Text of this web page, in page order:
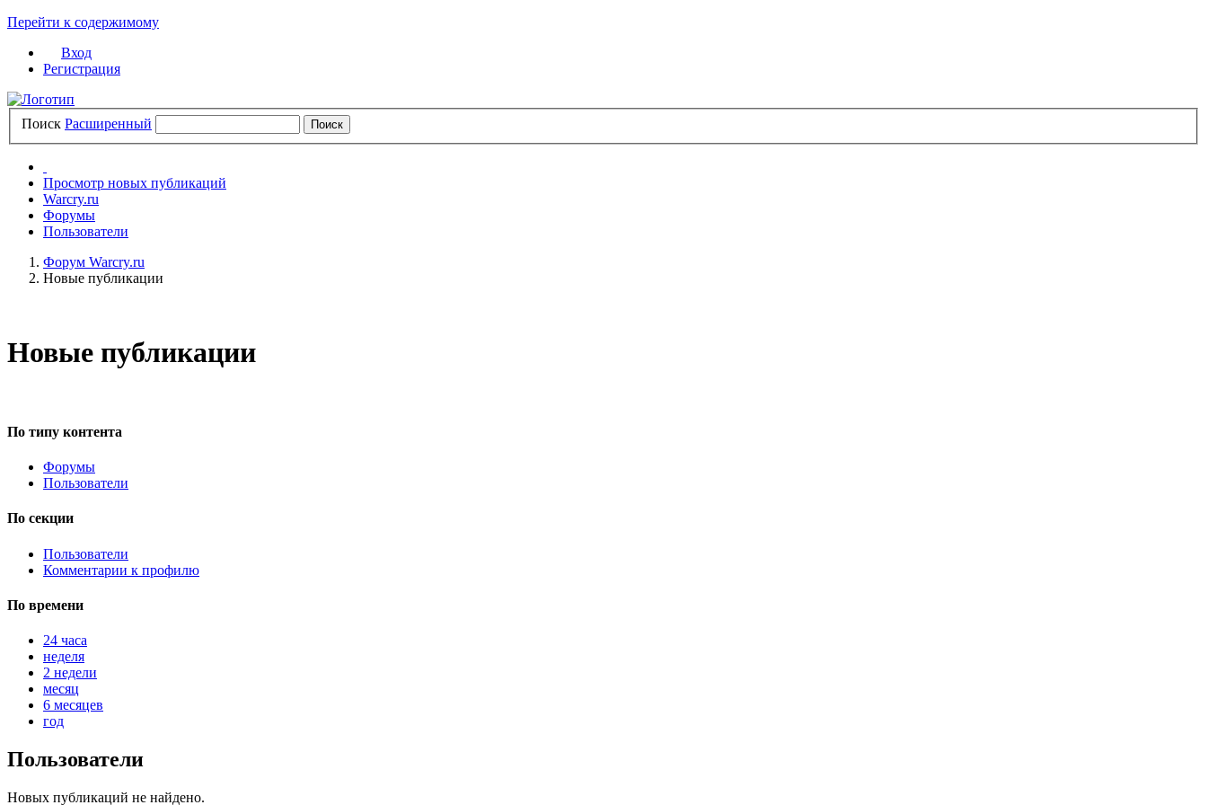
Перейти к содержимому
Вход
Регистрация
Поиск Расширенный
Просмотр новых публикаций
Warcry.ru
Форумы
Пользователи
Форум Warcry.ru
Новые публикации
Новые публикации
По типу контента
Форумы
Пользователи
По секции
Пользователи
Комментарии к профилю
По времени
24 часа
неделя
2 недели
месяц
6 месяцев
год
Пользователи
Новых публикаций не найдено.